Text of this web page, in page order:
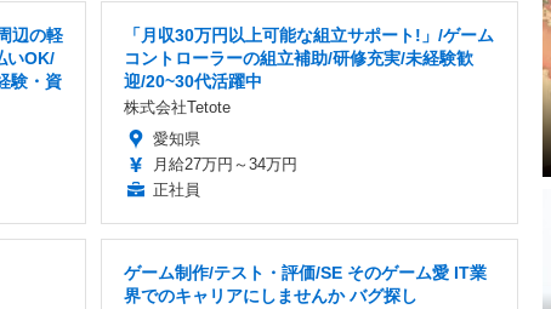
辺の軽
いOK/
験・資
「月収30万円以上可能な組立サポート!」/ゲーム
コントローラーの組立補助/研修充実/未経験歓
迎/20~30代活躍中
株式会社Tetote
愛知県
月給27万円～34万円
正社員
ゲーム制作/テスト・評価/SE そのゲーム愛 IT業
界でのキャリアにしませんか バグ探し